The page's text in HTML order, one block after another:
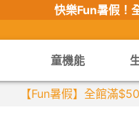
快樂Fun暑假！
童機能
【Fun暑假】全館滿